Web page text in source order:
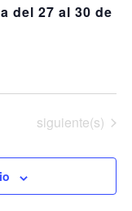
del 27 al 30 de
Eventos
siguiente(s)